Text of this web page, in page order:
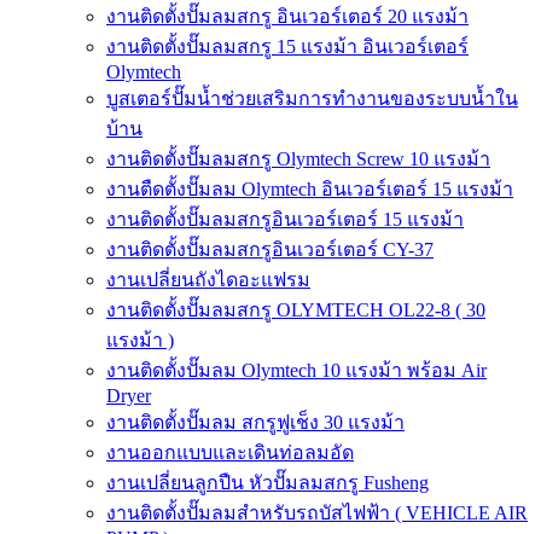
งานติดตั้งปั๊มลมสกรู อินเวอร์เตอร์ 20 แรงม้า
งานติดตั้งปั๊มลมสกรู 15 แรงม้า อินเวอร์เตอร์
Olymtech
บูสเตอร์ปั๊มน้ำช่วยเสริมการทำงานของระบบน้ำใน
บ้าน
งานติดตั้งปั๊มลมสกรู Olymtech Screw 10 แรงม้า
งานตืดตั้งปั๊มลม Olymtech อินเวอร์เตอร์ 15 แรงม้า
งานติดตั้งปั๊มลมสกรูอินเวอร์เตอร์ 15 แรงม้า
งานติดตั้งปั๊มลมสกรูอินเวอร์เตอร์ CY-37
งานเปลี่ยนถังไดอะแฟรม
งานติดตั้งปั๊มลมสกรู OLYMTECH OL22-8 ( 30
แรงม้า )
งานติดตั้งปั๊มลม Olymtech 10 แรงม้า พร้อม Air
Dryer
งานติดตั้งปั๊มลม สกรูฟูเช็ง 30 แรงม้า
งานออกแบบและเดินท่อลมอัด
งานเปลี่ยนลูกปืน หัวปั๊มลมสกรู Fusheng
งานติดตั้งปั๊มลมสำหรับรถบัสไฟฟ้า ( VEHICLE AIR